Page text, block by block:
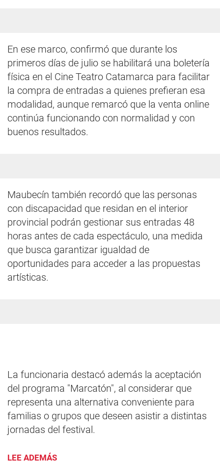
En ese marco, confirmó que durante los
primeros días de julio se habilitará una boletería
física en el Cine Teatro Catamarca para facilitar
la compra de entradas a quienes prefieran esa
modalidad, aunque remarcó que la venta online
continúa funcionando con normalidad y con
buenos resultados.
Maubecín también recordó que las personas
con discapacidad que residan en el interior
provincial podrán gestionar sus entradas 48
horas antes de cada espectáculo, una medida
que busca garantizar igualdad de
oportunidades para acceder a las propuestas
artísticas.
La funcionaria destacó además la aceptación
del programa "Marcatón", al considerar que
representa una alternativa conveniente para
familias o grupos que deseen asistir a distintas
jornadas del festival.
LEE ADEMÁS